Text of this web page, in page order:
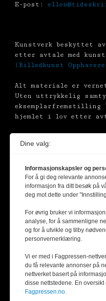
E-post:
Kunstverk beskyttet
etter avtale med
(Billedkunst
Alt materiale er
Uten uttrykkelig
hjemlet i lov etter
Dine valg:
Informasjonskapsler og
For å gi deg relevante
informasjon fra ditt besøk på
deg mot dette under
For øvrig bruker vi
analyse, for å sammenligne
og for å utvikle og tilby
personvernerklæring.
Vi er med i Fagpressen-
du få relevante annonser på
nettverket basert på
disse nettstedene. En
Fagpressen.no.